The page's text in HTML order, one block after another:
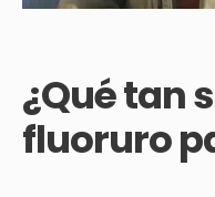
¿Qué tan
fluoruro